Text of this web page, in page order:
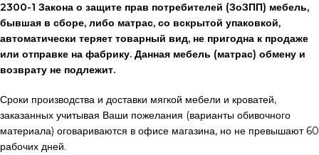
2300-1 Закона о защите прав потребителей (ЗоЗПП) мебель,
бывшая в сборе, либо матрас, со вскрытой упаковкой,
автоматически теряет товарный вид, не пригодна к продаже
или отправке на фабрику. Данная мебель (матрас) обмену и
возврату не подлежит.
Сроки производства и доставки мягкой мебели и кроватей,
заказанных учитывая Ваши пожелания (варианты обивочного
материала) оговариваются в офисе магазина, но не превышают 60
рабочих дней.